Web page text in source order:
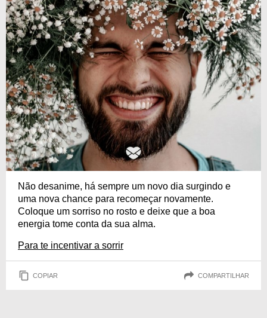
Não desanime, há sempre um novo dia surgindo e
uma nova chance para recomeçar novamente.
Coloque um sorriso no rosto e deixe que a boa
energia tome conta da sua alma.
Para te incentivar a sorrir
COPIAR COMPARTILHAR